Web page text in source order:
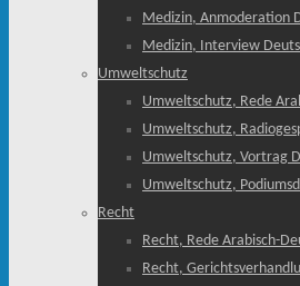
Medizin, Anmoderation
Medizin, Interview
Umweltschutz
Umweltschutz, Rede
Umweltschutz,
Umweltschutz, Vortrag
Umweltschutz,
Recht
Recht, Rede Arabisch-
Recht,